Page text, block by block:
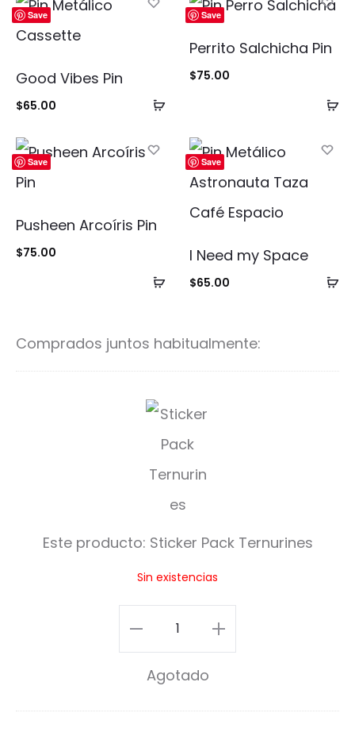
Save
Añadir
carrito
Good Vibes Pin
$65.00
Save
Perrito Salchicha Pin
$75.00
Save
Añadir
Pusheen Arcoíris Pin
$75.00
Save
I Need my Space
$65.00
Comprados juntos habitualmente:
S
t
i
c
r
a
c
k
Este producto: Sticker Pack Ternurines
Sin existencias
Sticker
Pack
Ternurines
cantidad
Agotado